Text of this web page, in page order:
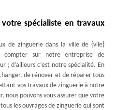
spécialiste en travaux
de zinguerie dans la ville de {vile}
compter sur notre entreprise de
; d’ailleurs c’est notre spécialité. En
de rénover et de réparer tous
vos travaux de zinguerie à notre
nous pouvons vous assurer que votre
les ouvrages de zinguerie qui sont